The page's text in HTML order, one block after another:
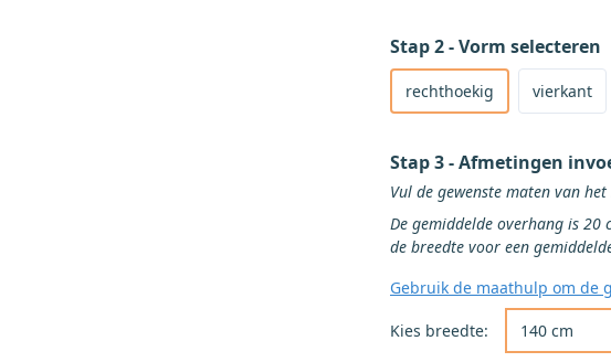
Stap 2 - Vorm selecteren
rechthoekig
Selecteer rechthoekige vorm
vierkant
Selecteer vierkante vorm voor
Selecteer ronde vorm voor
Selecteer ovale of
Stap 3 - Afmetingen
De gemiddelde overhang is 20 cm aan alle
Gebruik de maathulp om de
Kies breedte: